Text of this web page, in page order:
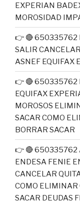
EXPERIAN
MOROSIDAD
👉 🔴 650335762
SALIR
ASNEF EQUIFAX
👉 🔴 650335762
EQUIFAX
MOROSOS
SACAR COMO
BORRAR SACAR
👉 🔴 650335762
ENDESA FENIE
CANCELAR
COMO ELIMINAR
SACAR DEUDAS